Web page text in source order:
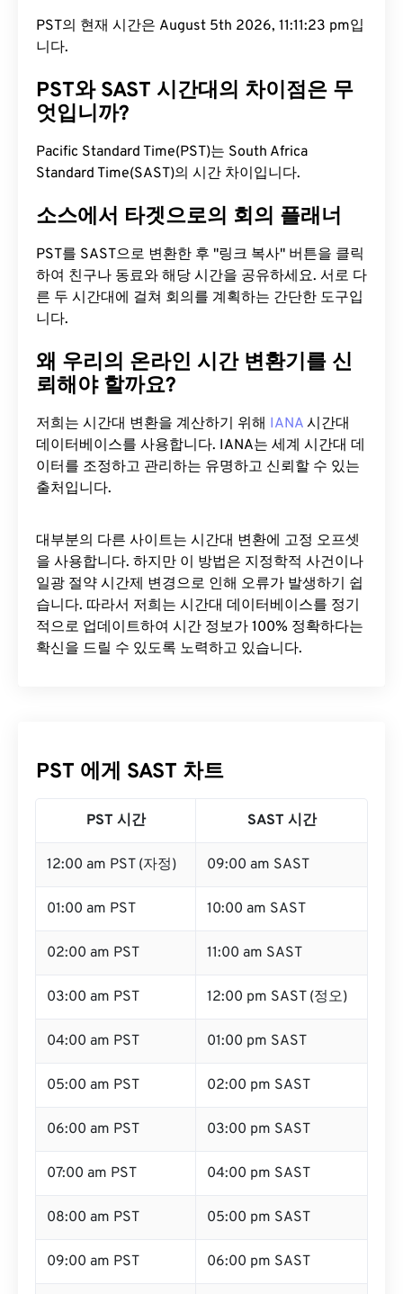
PST의 현재 시간은 August 5th 2026, 11:11:24 pm입
니다.
PST와 SAST 시간대의 차이점은 무
엇입니까?
Pacific Standard Time(PST)는 South Africa
Standard Time(SAST)의 시간 차이입니다.
소스에서 타겟으로의 회의 플래너
PST를 SAST으로 변환한 후 "링크 복사" 버튼을 클릭
하여 친구나 동료와 해당 시간을 공유하세요. 서로 다
른 두 시간대에 걸쳐 회의를 계획하는 간단한 도구입
니다.
왜 우리의 온라인 시간 변환기를 신
뢰해야 할까요?
저희는 시간대 변환을 계산하기 위해 IANA 시간대
데이터베이스를 사용합니다. IANA는 세계 시간대 데
이터를 조정하고 관리하는 유명하고 신뢰할 수 있는
출처입니다.
대부분의 다른 사이트는 시간대 변환에 ​​고정 오프셋
을 사용합니다. 하지만 이 방법은 지정학적 사건이나
일광 절약 시간제 변경으로 인해 오류가 발생하기 쉽
습니다. 따라서 저희는 시간대 데이터베이스를 정기
적으로 업데이트하여 시간 정보가 100% 정확하다는
확신을 드릴 수 있도록 노력하고 있습니다.
PST 에게 SAST 차트
PST 시간 SAST 시간
12:00 am PST (자정) 09:00 am SAST
01:00 am PST 10:00 am SAST
02:00 am PST 11:00 am SAST
03:00 am PST 12:00 pm SAST (정오)
04:00 am PST 01:00 pm SAST
05:00 am PST 02:00 pm SAST
06:00 am PST 03:00 pm SAST
07:00 am PST 04:00 pm SAST
08:00 am PST 05:00 pm SAST
09:00 am PST 06:00 pm SAST